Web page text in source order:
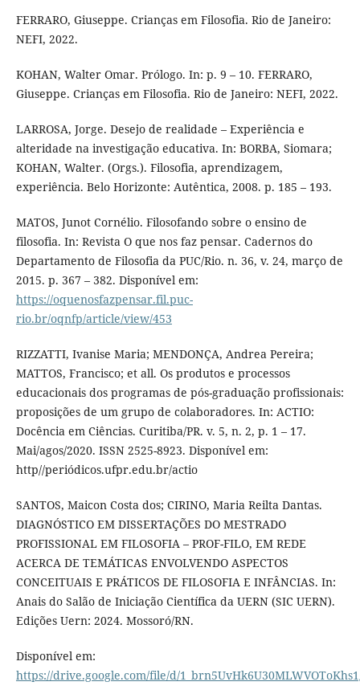
FERRARO, Giuseppe. Crianças em Filosofia. Rio de Janeiro:
NEFI, 2022.
KOHAN, Walter Omar. Prólogo. In: p. 9 – 10. FERRARO,
Giuseppe. Crianças em Filosofia. Rio de Janeiro: NEFI, 2022.
LARROSA, Jorge. Desejo de realidade – Experiência e
alteridade na investigação educativa. In: BORBA, Siomara;
KOHAN, Walter. (Orgs.). Filosofia, aprendizagem,
experiência. Belo Horizonte: Autêntica, 2008. p. 185 – 193.
MATOS, Junot Cornélio. Filosofando sobre o ensino de
filosofia. In: Revista O que nos faz pensar. Cadernos do
Departamento de Filosofia da PUC/Rio. n. 36, v. 24, março de
2015. p. 367 – 382. Disponível em:
https://oquenosfazpensar.fil.puc-
rio.br/oqnfp/article/view/453
RIZZATTI, Ivanise Maria; MENDONÇA, Andrea Pereira;
MATTOS, Francisco; et all. Os produtos e processos
educacionais dos programas de pós-graduação profissionais:
proposições de um grupo de colaboradores. In: ACTIO:
Docência em Ciências. Curitiba/PR. v. 5, n. 2, p. 1 – 17.
Mai/agos/2020. ISSN 2525-8923. Disponível em:
http//periódicos.ufpr.edu.br/actio
SANTOS, Maicon Costa dos; CIRINO, Maria Reilta Dantas.
DIAGNÓSTICO EM DISSERTAÇÕES DO MESTRADO
PROFISSIONAL EM FILOSOFIA – PROF-FILO, EM REDE
ACERCA DE TEMÁTICAS ENVOLVENDO ASPECTOS
CONCEITUAIS E PRÁTICOS DE FILOSOFIA E INFÂNCIAS. In:
Anais do Salão de Iniciação Científica da UERN (SIC UERN).
Edições Uern: 2024. Mossoró/RN.
Disponível em:
https://drive.google.com/file/d/